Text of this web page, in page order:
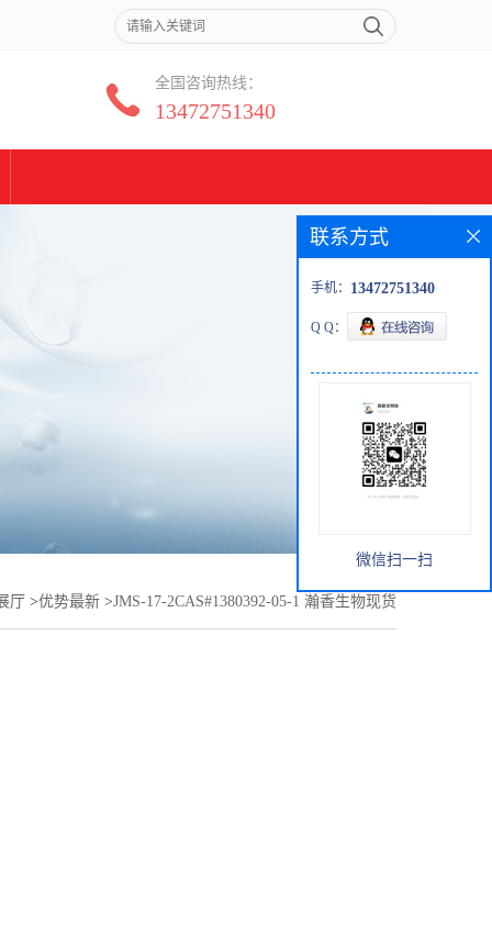
全国咨询热线：
13472751340
厅 >优势最新 >JMS-17-2CAS#1380392-05-1 瀚香生物现货
联系方式
手机： 13472751340
Q Q：
微信扫一扫